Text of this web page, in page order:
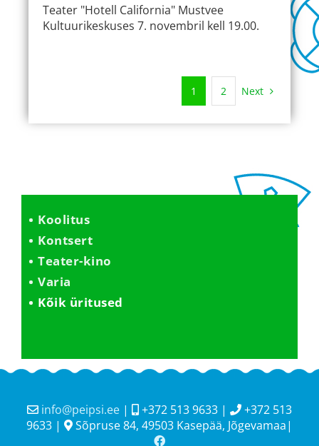
Teater "Hotell California" Mustvee
Kultuurikeskuses 7. novembril kell 19.00.
1 2 Next
Koolitus
Kontsert
Teater-kino
Varia
Kõik üritused
info@peipsi.ee | +372 513 9633 |
+372 513
9633 |
Sõpruse 84, 49503 Kasepää, Jõgevamaa|